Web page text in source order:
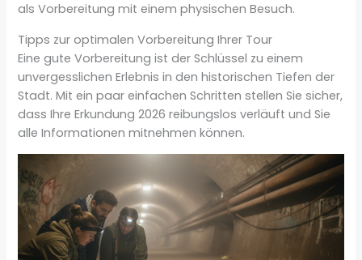
als Vorbereitung mit einem physischen Besuch.
Tipps zur optimalen Vorbereitung Ihrer Tour
Eine gute Vorbereitung ist der Schlüssel zu einem
unvergesslichen Erlebnis in den historischen Tiefen der
Stadt. Mit ein paar einfachen Schritten stellen Sie sicher,
dass Ihre Erkundung 2026 reibungslos verläuft und Sie
alle Informationen mitnehmen können.